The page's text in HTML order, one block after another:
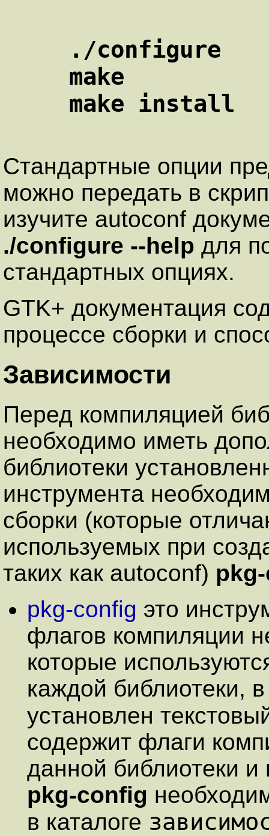
./configure
make
make install
Стандартные опции
можно передать в
изучите autoconf
./configure --help для
стандартных опциях.
GTK+ документация
процессе сборки и
Зависимости
Перед компиляцией
необходимо иметь
библиотеки
инструмента
сборки (которые
используемых при
таких как autoconf)
pkg-config это
флагов компиляции
которые
каждой библиотеки,
установлен
содержит флаги
данной библиотеки
pkg-config
в каталоге